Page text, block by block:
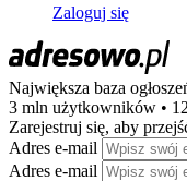
Zaloguj się
Największa baza
3 mln użytkowników •
Zarejestruj się, aby
Adres e-mail
Adres e-mail